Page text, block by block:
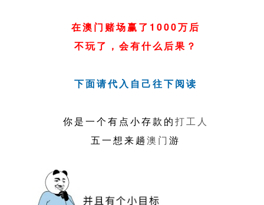
在澳门赌场赢了1000万后
不玩了，会有什么后果？
下面请代入自己往下阅读
你是一个有点小存款的打工人
五一想来趟澳门游